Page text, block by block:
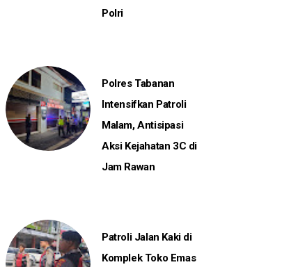
Polri
Polres Tabanan
Intensifkan Patroli
Malam, Antisipasi
Aksi Kejahatan 3C di
Jam Rawan
Patroli Jalan Kaki di
Komplek Toko Emas